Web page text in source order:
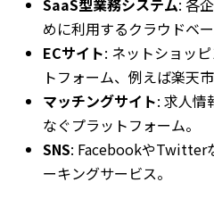
SaaS型業務システム: 各
めに利用するクラウドベー
ECサイト: ネットショッ
トフォーム、例えば楽天
マッチングサイト: 求人情
なぐプラットフォーム。
SNS: FacebookやTwitter
ーキングサービス。